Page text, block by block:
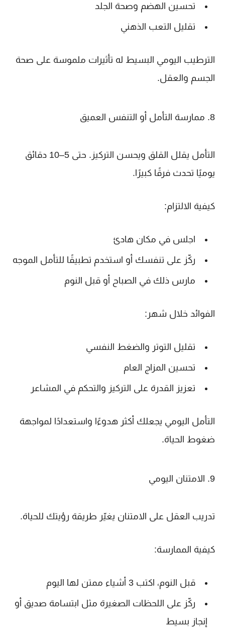
تحسين الهضم وصحة الجلد
تقليل التعب الذهني
الترطيب اليومي البسيط له تأثيرات ملموسة على صحة
الجسم والعقل.
8. ممارسة التأمل أو التنفس العميق
التأمل يقلل القلق ويحسن التركيز. حتى 5–10 دقائق
يوميًا تحدث فرقًا كبيرًا.
كيفية الالتزام:
اجلس في مكان هادئ
ركّز على تنفسك أو استخدم تطبيقًا للتأمل الموجه
مارس ذلك في الصباح أو قبل النوم
الفوائد خلال شهر:
تقليل التوتر والضغط النفسي
تحسين المزاج العام
تعزيز القدرة على التركيز والتحكم في المشاعر
التأمل اليومي يجعلك أكثر هدوءًا واستعدادًا لمواجهة
ضغوط الحياة.
9. الامتنان اليومي
تدريب العقل على الامتنان يغيّر طريقة رؤيتك للحياة.
كيفية الممارسة:
قبل النوم، اكتب 3 أشياء ممتن لها اليوم
ركّز على اللحظات الصغيرة مثل ابتسامة صديق أو
إنجاز بسيط